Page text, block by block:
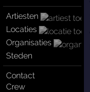
Artiesten
Locaties
Organisaties
Steden
Contact
Crew